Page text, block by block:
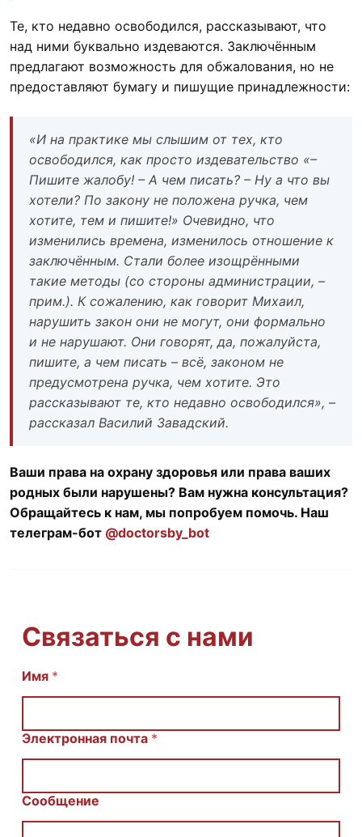
Те, кто недавно освободился, рассказывают, что
над ними буквально издеваются. Заключённым
предлагают возможность для обжалования, но не
предоставляют бумагу и пишущие принадлежности:
«И на практике мы слышим от тех, кто
освободился, как просто издевательство «–
Пишите жалобу! – А чем писать? – Ну а что вы
хотели? По закону не положена ручка, чем
хотите, тем и пишите!» Очевидно, что
изменились времена, изменилось отношение к
заключённым. Стали более изощрёнными
такие методы (со стороны администрации, –
прим.). К сожалению, как говорит Михаил,
нарушить закон они не могут, они формально
и не нарушают. Они говорят, да, пожалуйста,
пишите, а чем писать – всё, законом не
предусмотрена ручка, чем хотите. Это
рассказывают те, кто недавно освободился», –
рассказал Василий Завадский.
Ваши права на охрану здоровья или права ваших
родных были нарушены? Вам нужна консультация?
Обращайтесь к нам, мы попробуем помочь. Наш
телеграм-бот @doctorsby_bot
Связаться с нами
Имя *
С
щ
е
Электронная почта *
Сообщение